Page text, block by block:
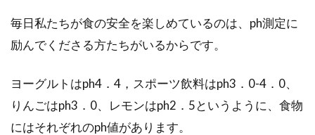
毎日私たちが食の安全を楽しめているのは、ph測定に
励んでくださる方たちがいるからです。
ヨーグルトはph4．4，スポーツ飲料はph3．0-4．0、
りんごはph3．0、レモンはph2．5というように、食物
にはそれぞれのph値があります。